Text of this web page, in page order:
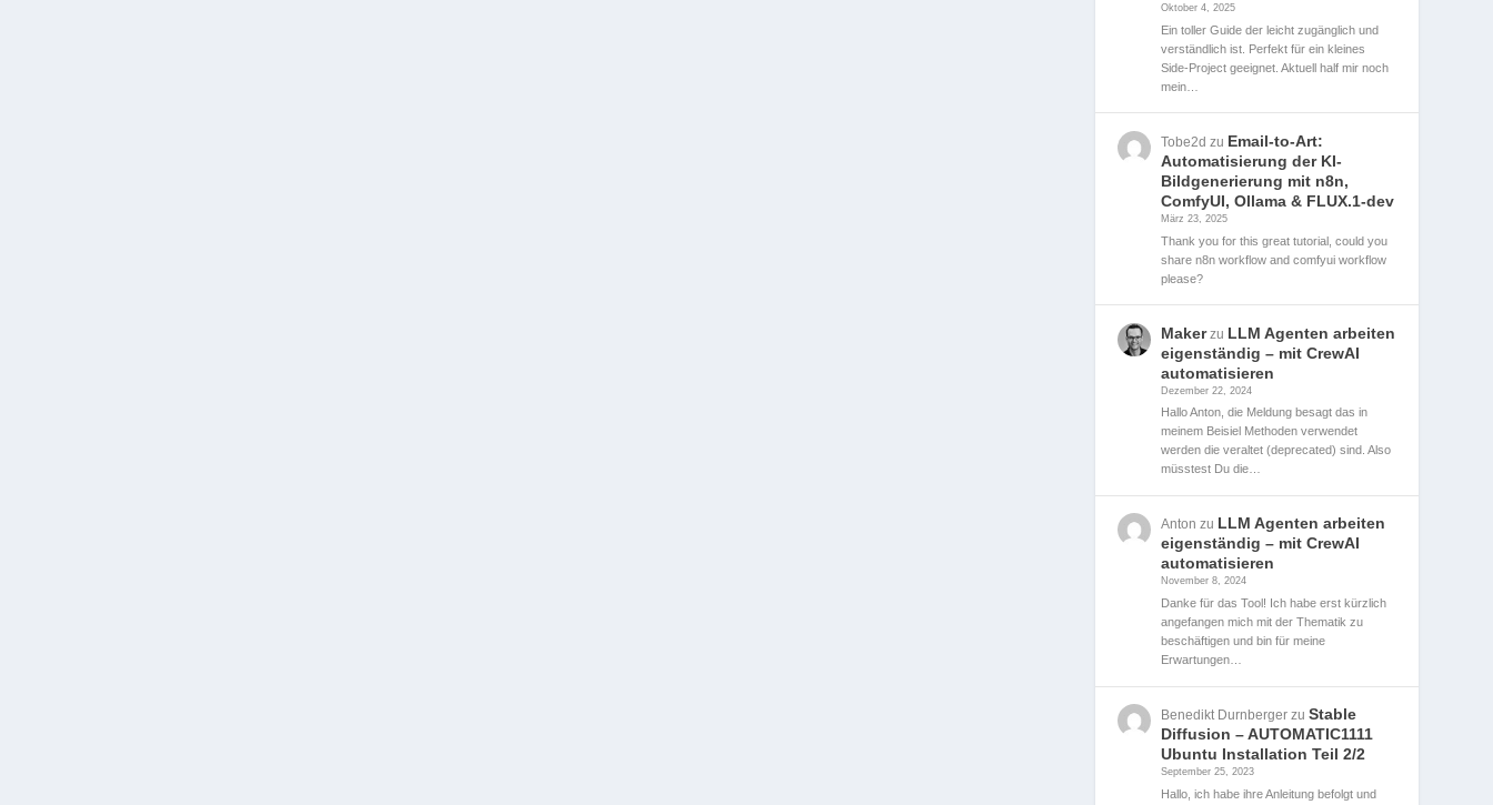
Oktober 4, 2025
Ein toller Guide der leicht zugänglich und
verständlich ist. Perfekt für ein kleines
Side-Project geeignet. Aktuell half mir noch
mein…
Tobe2d zu Email-to-Art:
Automatisierung der KI-
Bildgenerierung mit n8n,
ComfyUI, Ollama & FLUX.1-dev
März 23, 2025
Thank you for this great tutorial, could you
share n8n workflow and comfyui workflow
please?
Makerzu LLM Agenten arbeiten
eigenständig – mit CrewAI
automatisieren
Dezember 22, 2024
Hallo Anton, die Meldung besagt das in
meinem Beisiel Methoden verwendet
werden die veraltet (deprecated) sind. Also
müsstest Du die…
Anton zu LLM Agenten arbeiten
eigenständig – mit CrewAI
automatisieren
November 8, 2024
Danke für das Tool! Ich habe erst kürzlich
angefangen mich mit der Thematik zu
beschäftigen und bin für meine
Erwartungen…
Benedikt Durnberger zuStable
Diffusion – AUTOMATIC1111
Ubuntu Installation Teil 2/2
September 25, 2023
Hallo, ich habe ihre Anleitung befolgt und